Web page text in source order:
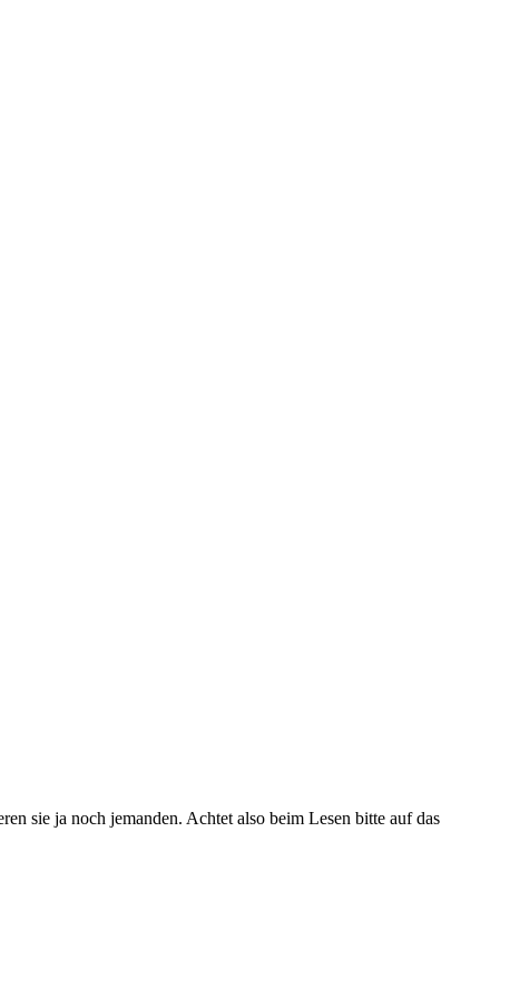
sie ja noch jemanden. Achtet also beim Lesen bitte auf das